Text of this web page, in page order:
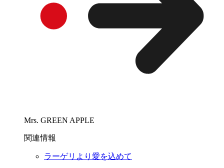
Mrs. GREEN APPLE
関連情報
ラーゲリより愛を込めて